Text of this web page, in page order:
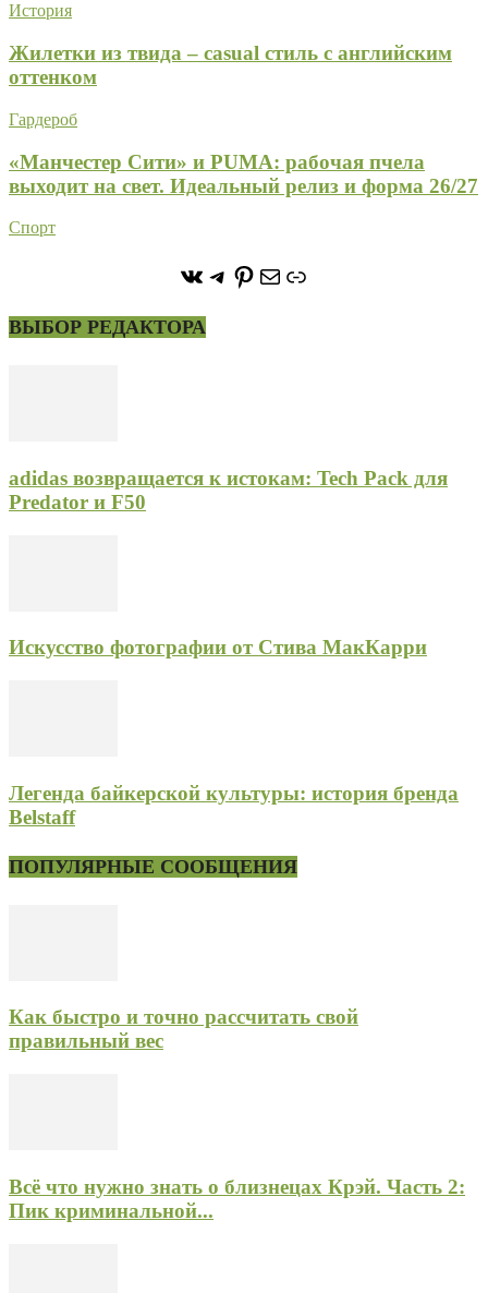
История
Жилетки из твида – casual стиль с английским
оттенком
Гардероб
«Манчестер Сити» и PUMA: рабочая пчела
выходит на свет. Идеальный релиз и форма 26/27
Спорт
https://vk.com/
https://t.me/stoneforest
https://
ПочтаСсылка
ВЫБОР РЕДАКТОРА
adidas возвращается к истокам: Tech Pack для
Predator и F50
Искусство фотографии от Стива МакКарри
Легенда байкерской культуры: история бренда
Belstaff
ПОПУЛЯРНЫЕ СООБЩЕНИЯ
Как быстро и точно рассчитать свой
правильный вес
Всё что нужно знать о близнецах Крэй. Часть 2:
Пик криминальной...